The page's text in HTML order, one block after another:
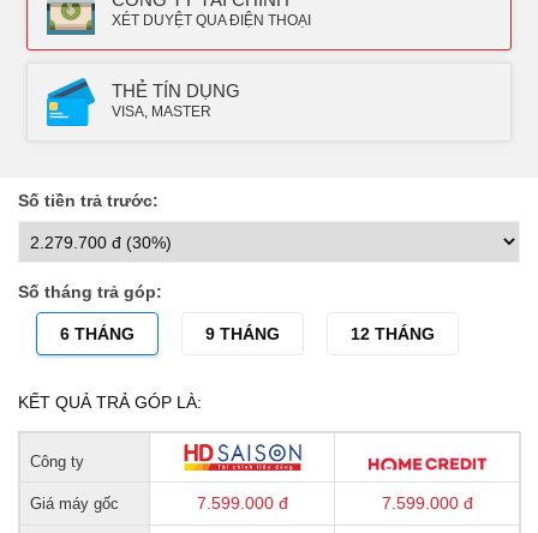
XÉT DUYỆT QUA ĐIỆN THOẠI
THẺ TÍN DỤNG
VISA, MASTER
Số tiền trả trước:
Số tháng trả góp:
6 THÁNG 9 THÁNG 12 THÁNG
KẾT QUẢ TRẢ GÓP LÀ:
Công ty
Giá máy gốc 7.599.000đ 7.599.000đ